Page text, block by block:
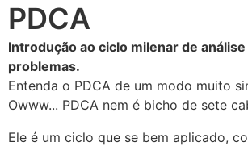
PDCA
Introdução ao ciclo milenar de
problemas.
Entenda o PDCA de um modo muito
Owww... PDCA nem é bicho de sete
Ele é um ciclo que se bem aplicado,